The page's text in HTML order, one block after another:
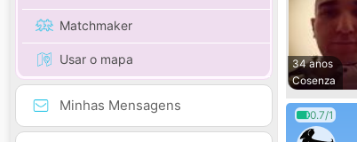
Matchmaker
Usar o mapa
Minhas Mensagens
34 anos
Cosenza
0.7/1